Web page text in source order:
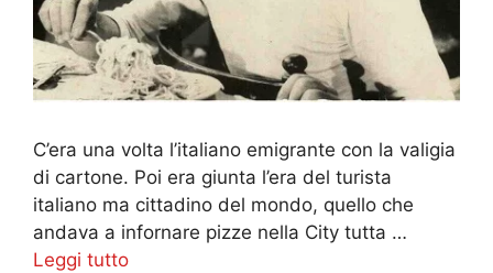
C’era una volta l’italiano emigrante con la valigia
di cartone. Poi era giunta l’era del turista
italiano ma cittadino del mondo, quello che
andava a infornare pizze nella City tutta …
Leggi tutto